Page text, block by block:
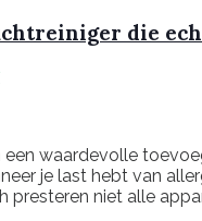
die
een waardevolle
je last hebt van
presteren niet alle